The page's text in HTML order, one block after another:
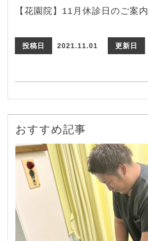
【花園院】11月休診日のご案内
投稿日 2021.11.01 更新日
おすすめ記事